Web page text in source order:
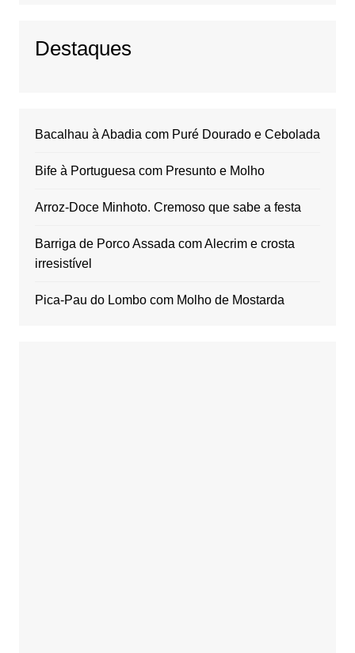
Destaques
Bacalhau à Abadia com Puré Dourado e Cebolada
Bife à Portuguesa com Presunto e Molho
Arroz-Doce Minhoto. Cremoso que sabe a festa
Barriga de Porco Assada com Alecrim e crosta
irresistível
Pica-Pau do Lombo com Molho de Mostarda